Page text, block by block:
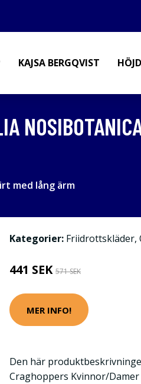
KAJSA BERGQVIST
med lång ärm
Kategorier: Friidrottskläder,
441 SEK 571 SEK
MER INFO!
Den här
Craghoppers Kvinnor/